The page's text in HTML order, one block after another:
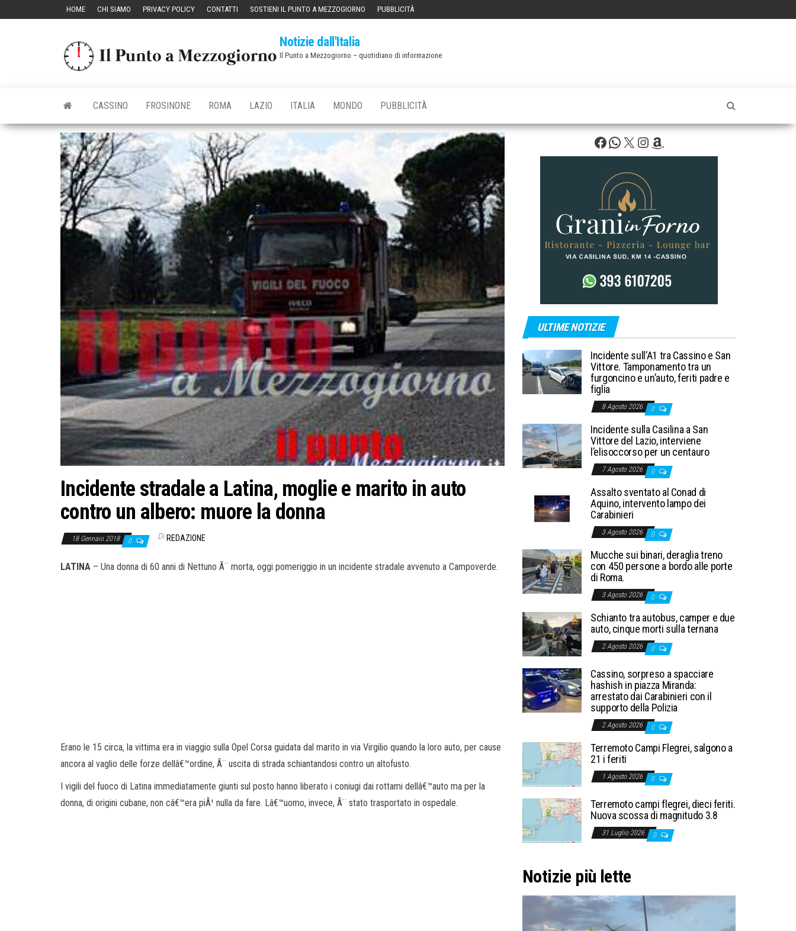
HOME CHI SIAMO PRIVACY POLICY CONTATTI SOSTIENI IL PUNTO A MEZZOGIORNO PUBBLICITÀ
Notizie dall'Italia
Il Punto a Mezzogiorno – quotidiano di informazione
CASSINO FROSINONE ROMA LAZIO ITALIA MONDO PUBBLICITÀ
Incidente stradale a Latina, moglie e marito in auto
contro un albero: muore la donna
18 Gennaio 2018 0 Di REDAZIONE
LATINA – Una donna di 60 anni di Nettuno Ã¨ morta, oggi pomeriggio in un incidente stradale avvenuto a Campoverde.
Erano le 15 circa, la vittima era in viaggio sulla Opel Corsa guidata dal marito in via Virgilio quando la loro auto, per cause
ancora al vaglio delle forze dellâ€™ordine, Ã¨ uscita di strada schiantandosi contro un altofusto.
I vigili del fuoco di Latina immediatamente giunti sul posto hanno liberato i coniugi dai rottami dellâ€™auto ma per la
donna, di origini cubane, non câ€™era piÃ¹ nulla da fare. Lâ€™uomo, invece, Ã¨ stato trasportato in ospedale.
Facebook
WhatsApp
X Instagram
Amazon
ULTIME NOTIZIE
Incidente sull’A1 tra Cassino e San
Vittore. Tamponamento tra un
furgoncino e un’auto, feriti padre e
figlia
8 Agosto 2026 0
Incidente sulla Casilina a San
Vittore del Lazio, interviene
l’elisoccorso per un centauro
7 Agosto 2026 0
Assalto sventato al Conad di
Aquino, intervento lampo dei
Carabinieri
3 Agosto 2026 0
Mucche sui binari, deraglia treno
con 450 persone a bordo alle porte
di Roma.
3 Agosto 2026 0
Schianto tra autobus, camper e due
auto, cinque morti sulla ternana
2 Agosto 2026 0
Cassino, sorpreso a spacciare
hashish in piazza Miranda:
arrestato dai Carabinieri con il
supporto della Polizia
2 Agosto 2026 0
Terremoto Campi Flegrei, salgono a
21 i feriti
1 Agosto 2026 0
Terremoto campi flegrei, dieci feriti.
Nuova scossa di magnitudo 3.8
31 Luglio 2026 0
Notizie più lette